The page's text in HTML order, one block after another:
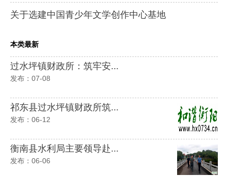
关于选建中国青少年文学创作中心基地
本类最新
过水坪镇财政所：筑牢安...
发布：07-08
祁东县过水坪镇财政所筑...
发布：06-12
衡南县水利局主要领导赴...
发布：06-06